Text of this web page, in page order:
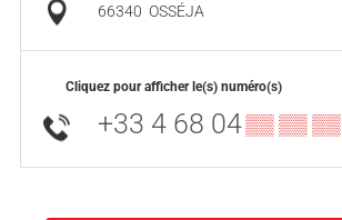
66340 OSSÉJA
Cliquez pour afficher le(s) numéro(s)
+33 4 68 04▒▒ ▒▒ ▒▒